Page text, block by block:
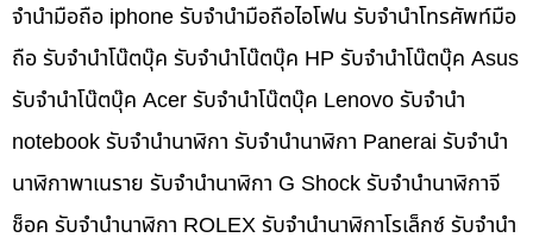
จำนำมือถือ iphone รับจำนำมือถือไอโฟน รับจำนำโทรศัพท์มือ
ถือ รับจำนำโน๊ตบุ๊ค รับจำนำโน๊ตบุ๊ค HP รับจำนำโน๊ตบุ๊ค Asus
รับจำนำโน๊ตบุ๊ค Acer รับจำนำโน๊ตบุ๊ค Lenovo รับจำนำ
notebook รับจำนำนาฬิกา รับจำนำนาฬิกา Panerai รับจำนำ
นาฬิกาพาเนราย รับจำนำนาฬิกา G Shock รับจำนำนาฬิกาจี
ช็อค รับจำนำนาฬิกา ROLEX รับจำนำนาฬิกาโรเล็กซ์ รับจำนำ